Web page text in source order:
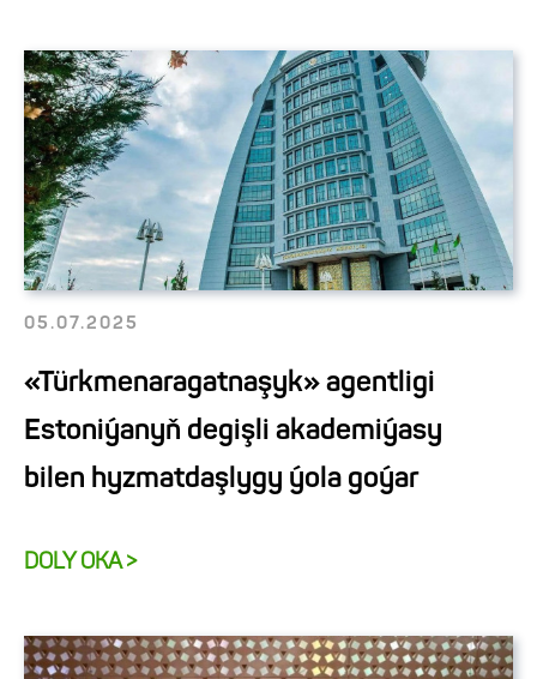
05.07.2025
«Türkmenaragatnaşyk» agentligi
Estoniýanyň degişli akademiýasy
bilen hyzmatdaşlygy ýola goýar
DOLY OKA >